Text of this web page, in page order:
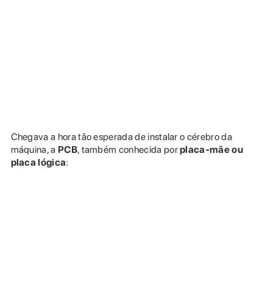
Chegava a hora tão esperada de instalar o cérebro da
máquina, a PCB, também conhecida porplaca-mãe ou
placa lógica: